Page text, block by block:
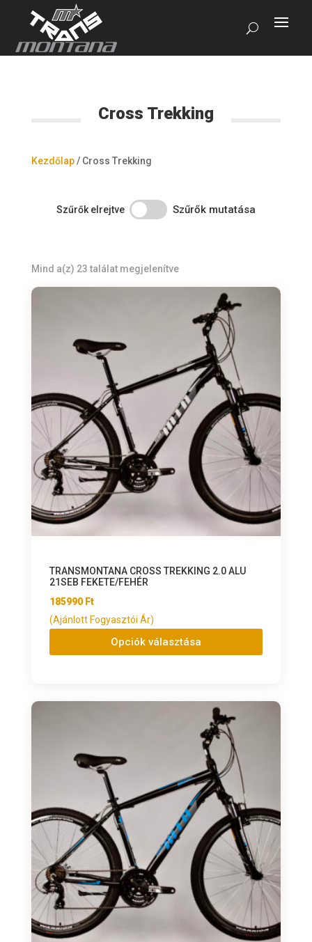
Cross Trekking
Kezdőlap/ Cross Trekking
Szűrők elrejtve Szűrők mutatása
Mind a(z) 23 találat megjelenítve
TRANSMONTANA CROSS TREKKING 2.0 ALU
21SEB FEKETE/FEHÉR
185990 Ft
(Ajánlott Fogyasztói Ár)
Opciók választása